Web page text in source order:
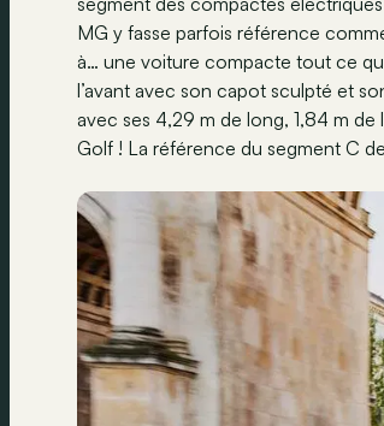
MG y fasse parfois référence
à… une voiture compacte tout ce
l’avant avec son capot sculpté et
avec ses 4,29 m de long, 1,84 m
Golf ! La référence du segment C